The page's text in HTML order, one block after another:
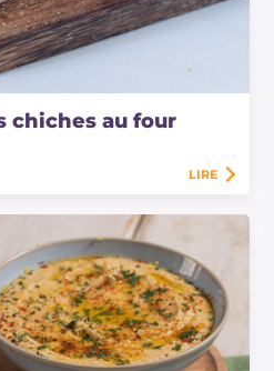
chiches au four
LIRE